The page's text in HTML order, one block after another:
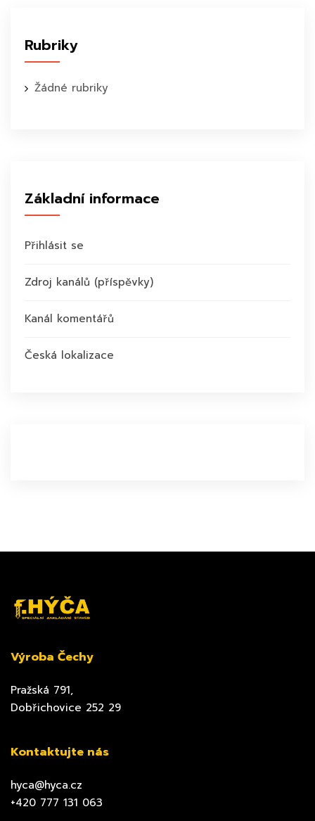
Rubriky
Žádné rubriky
Základní informace
Přihlásit se
Zdroj kanálů (příspěvky)
Kanál komentářů
Česká lokalizace
Výroba Čechy
Pražská 791,
Dobřichovice 252 29
Kontaktujte nás
hyca@hyca.cz
+420 777 131 063